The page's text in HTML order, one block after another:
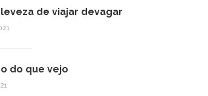
de viajar devagar
do que vejo